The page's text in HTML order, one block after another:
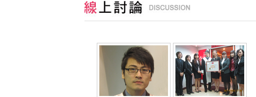
請幫我評量爭取監護權的勝算-徵信社線上討論